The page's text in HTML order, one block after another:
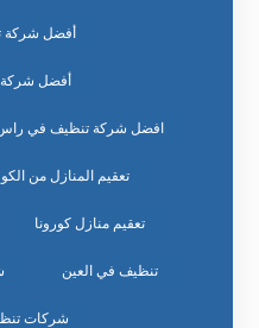
أفضل شركة
أفضل
افضل شركة تنظيف في راس
تعقيم المنازل من
تعقيم منازل كورونا
تنظيف في العين
شركات